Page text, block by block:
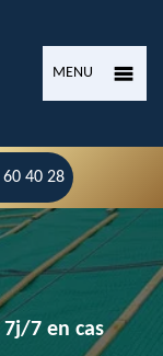
MENU
40 28
7 en cas